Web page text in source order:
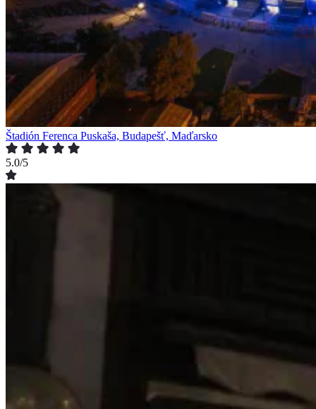
Štadión Ferenca Puskaša, Budapešť, Maďarsko
5.0/5